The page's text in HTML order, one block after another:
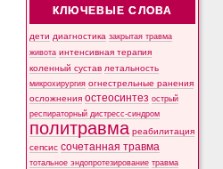
КЛЮЧЕВЫЕ СЛОВА
дети диагностика закрытая травма
живота интенсивная терапия
коленный сустав летальность
микрохирургия огнестрельные ранения
осложнения остеосинтез острый
респираторный дистресс-синдром
политравма реабилитация
сепсис сочетанная травма
тотальное эндопротезирование травма